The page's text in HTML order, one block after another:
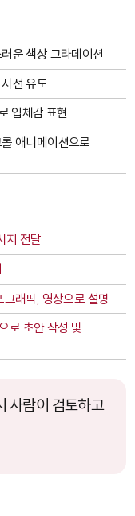
운 색상 그라데이션
선 유도
입체감 표현
애니메이션으로
지 전달
래픽, 영상으로 설명
로 초안 작성 및
사람이 검토하고